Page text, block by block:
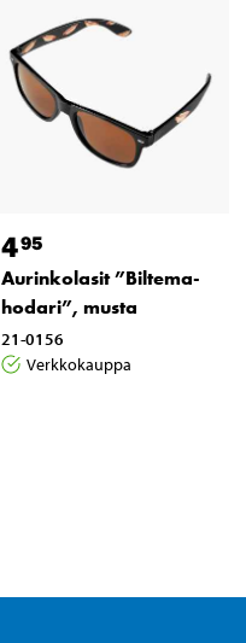
495
Aurinkolasit ”Biltema-
hodari”, musta
21-0156
Verkkokauppa